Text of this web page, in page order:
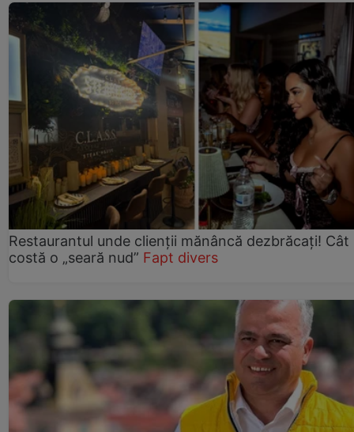
Restaurantul unde clienții mănâncă dezbrăcați! Cât
costă o „seară nud” Fapt divers